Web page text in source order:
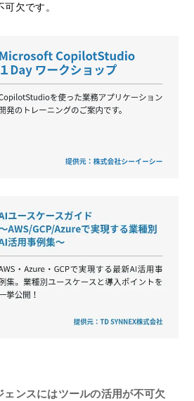
欠です。
ェンスにはツールの活用が不可欠